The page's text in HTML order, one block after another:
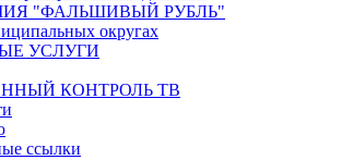
"ФАЛЬШИВЫЙ РУБЛЬ"
округах
УСЛУГИ
КОНТРОЛЬ ТВ
ссылки